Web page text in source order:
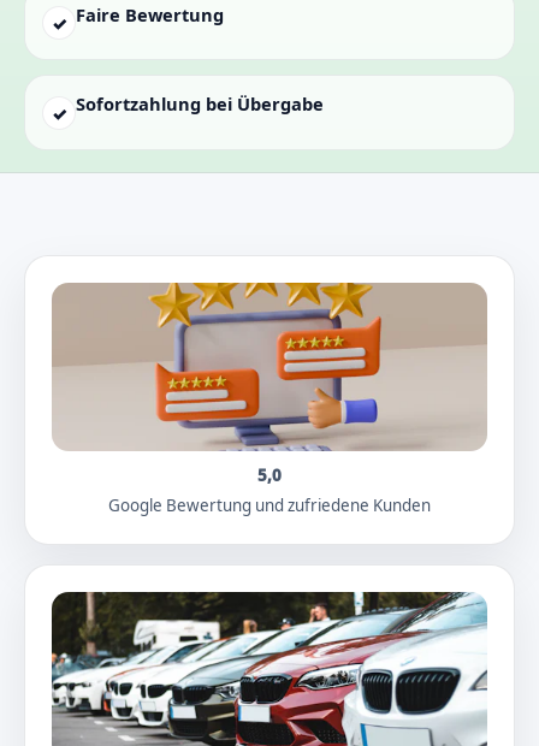
✓ Faire Bewertung
✓ Sofortzahlung bei Übergabe
5,0
Google Bewertung und zufriedene Kunden